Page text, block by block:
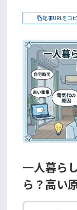
記事URLをコ
一人暮ら
ら？高い